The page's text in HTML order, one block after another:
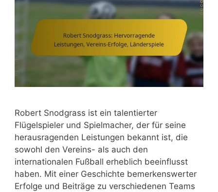
Robert Snodgrass ist ein talentierter
Flügelspieler und Spielmacher, der für seine
herausragenden Leistungen bekannt ist, die
sowohl den Vereins- als auch den
internationalen Fußball erheblich beeinflusst
haben. Mit einer Geschichte bemerkenswerter
Erfolge und Beiträge zu verschiedenen Teams